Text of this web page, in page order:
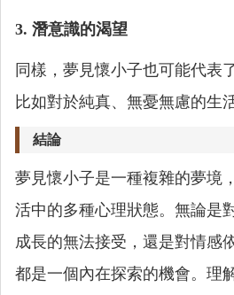
3. 潛意識的渴望
同樣，夢見懷小子也可能代表
比如對於純真、無憂無慮的生
結論
夢見懷小子是一種複雜的夢境
活中的多種心理狀態。無論是
成長的無法接受，還是對情感
都是一個內在探索的機會。理